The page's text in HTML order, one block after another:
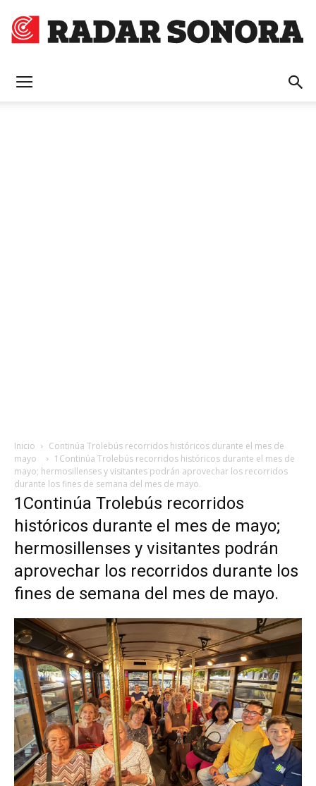
Inicio
Continúa Trolebús recorridos históricos durante el mes de
mayo
1Continúa Trolebús recorridos históricos durante el mes de
mayo; hermosillenses y visitantes podrán aprovechar los recorridos
durante los fines de semana del mes de mayo.
1Continúa Trolebús recorridos
históricos durante el mes de mayo;
hermosillenses y visitantes podrán
aprovechar los recorridos durante los
fines de semana del mes de mayo.